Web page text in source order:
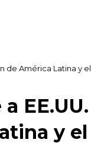
de América Latina y el
EE.UU.
y el